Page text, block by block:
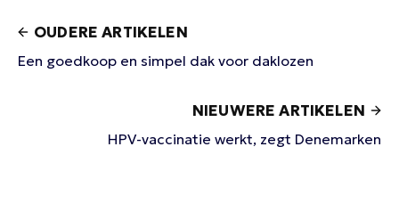
OUDERE ARTIKELEN
Een goedkoop en simpel dak voor daklozen
NIEUWERE ARTIKELEN
HPV-vaccinatie werkt, zegt Denemarken